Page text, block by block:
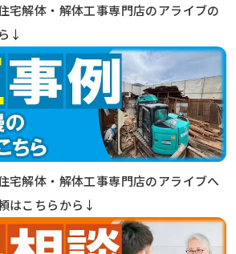
宅解体・解体工事専門店のアライブの
↓
宅解体・解体工事専門店のアライブへ
はこちらから↓